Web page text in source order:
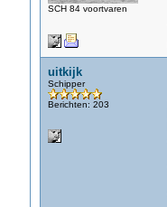
SCH 84 voortvaren
uitkijk
Schipper
Berichten: 203